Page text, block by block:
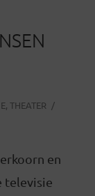
, THEATER
en
televisie